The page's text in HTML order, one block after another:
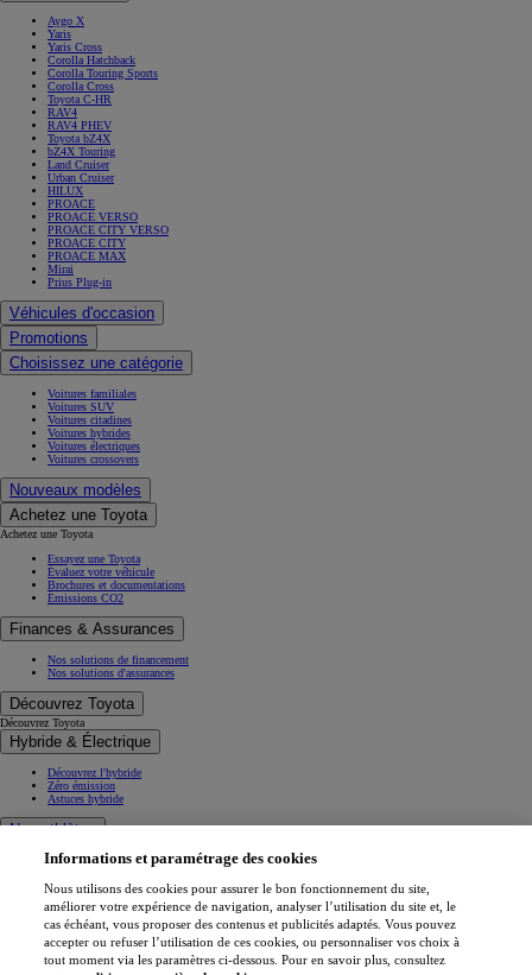
Aygo X
Yaris
Yaris Cross
Corolla Hatchback
Corolla Touring Sports
Corolla Cross
Toyota C-HR
RAV4
RAV4 PHEV
Toyota bZ4X
bZ4X Touring
Land Cruiser
Urban Cruiser
HILUX
PROACE
PROACE VERSO
PROACE CITY VERSO
PROACE CITY
PROACE MAX
Mirai
Prius Plug-in
Véhicules d'occasion
Promotions
Choisissez une catégorie
Voitures familiales
Voitures SUV
Voitures citadines
Voitures hybrides
Voitures électriques
Voitures crossovers
Nouveaux modèles
Achetez une Toyota
Achetez une Toyota
Essayez une Toyota
Évaluez votre véhicule
Brochures et documentations
Émissions CO2
Finances & Assurances
Nos solutions de financement
Nos solutions d'assurances
Découvrez Toyota
Découvrez Toyota
Hybride & Électrique
Découvrez l'hybride
Zéro émission
Astuces hybride
Nos athlètes
Projets de mobilité
Toyota Gazoo Racing
Toyota GR Sport
Dakar Rally
WRC - Championnat du monde des rallyes
Informations et paramétrage des cookies
Nous utilisons des cookies pour assurer le bon fonctionnement du site,
améliorer votre expérience de navigation, analyser l’utilisation du site et, le
cas échéant, vous proposer des contenus et publicités adaptés. Vous pouvez
accepter ou refuser l’utilisation de ces cookies, ou personnaliser vos choix à
tout moment via les paramètres ci-dessous. Pour en savoir plus, consultez